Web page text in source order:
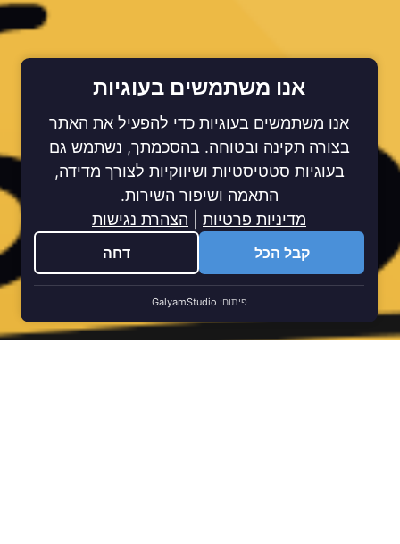
אנו משתמשים בעוגיות
אנו משתמשים בעוגיות כדי להפעיל את האתר
בצורה תקינה ובטוחה. בהסכמתך, נשתמש גם
בעוגיות סטטיסטיות ושיווקיות לצורך מדידה,
התאמה ושיפור השירות.
מדיניות פרטיות| הצהרת נגישות
קבל הכל דחה
פיתוח:GalyamStudio